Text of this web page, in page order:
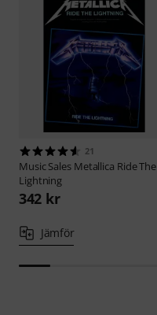
21
Music Sales Metallica Ride The
Lightning
342 kr
Jämför